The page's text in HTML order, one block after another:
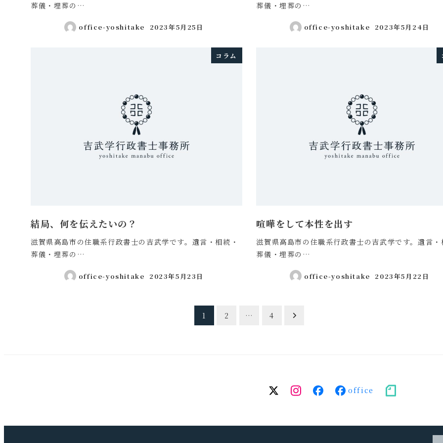
葬儀・埋葬の…
office-yoshitake
投稿日
2023年5月25日
葬儀・埋葬の…
office-yoshitake
投稿日
2023年5月24日
コラム
結局、何を伝えたいの？
滋賀県高島市の住職系行政書士の吉武学です。遺言・相続・
葬儀・埋葬の…
office-yoshitake
投稿日
2023年5月23日
喧嘩をして本性を出す
滋賀県高島市の住職系行政書士の吉武学です。遺言・
葬儀・埋葬の…
office-yoshitake
投稿日
2023年5月22日
ジ
1 2 … 4
twitter
Instagram
facebook（個
人）
facebook（事
note